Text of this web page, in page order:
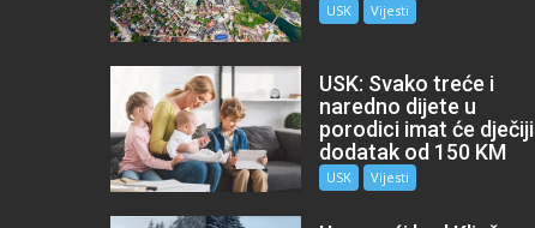
USK Vijesti
USK: Svako treće i
naredno dijete u
porodici imat će dječiji
dodatak od 150 KM
USK Vijesti